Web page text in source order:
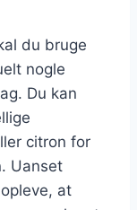
du bruge
nogle
Du kan
citron for
Uanset
at